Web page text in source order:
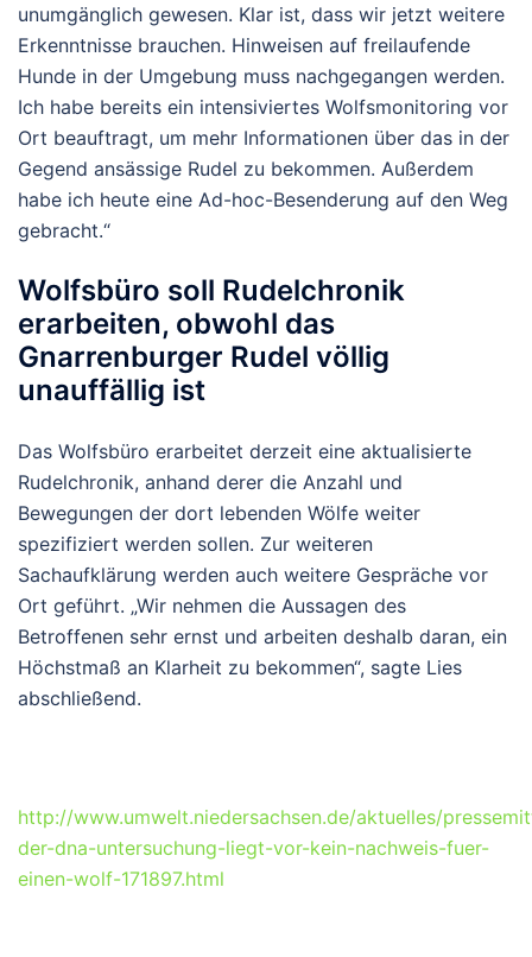
unumgänglich gewesen. Klar ist, dass wir jetzt weitere
Erkenntnisse brauchen. Hinweisen auf freilaufende
Hunde in der Umgebung muss nachgegangen werden.
Ich habe bereits ein intensiviertes Wolfsmonitoring vor
Ort beauftragt, um mehr Informationen über das in der
Gegend ansässige Rudel zu bekommen. Außerdem
habe ich heute eine Ad-hoc-Besenderung auf den Weg
gebracht.“
Wolfsbüro soll Rudelchronik
erarbeiten, obwohl das
Gnarrenburger Rudel völlig
unauffällig ist
Das Wolfsbüro erarbeitet derzeit eine aktualisierte
Rudelchronik, anhand derer die Anzahl und
Bewegungen der dort lebenden Wölfe weiter
spezifiziert werden sollen. Zur weiteren
Sachaufklärung werden auch weitere Gespräche vor
Ort geführt. „Wir nehmen die Aussagen des
Betroffenen sehr ernst und arbeiten deshalb daran, ein
Höchstmaß an Klarheit zu bekommen“, sagte Lies
abschließend.
http://www.umwelt.niedersachsen.de/aktuelles/
der-dna-untersuchung-liegt-vor-kein-nachweis-fuer-
einen-wolf-171897.html